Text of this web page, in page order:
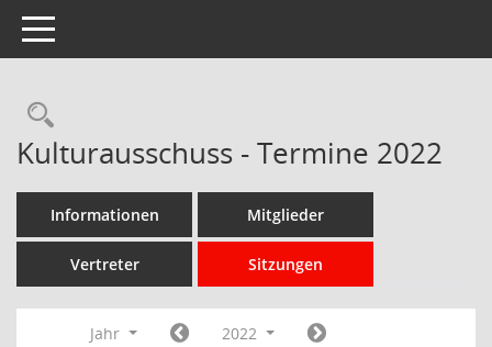
Toggle navigation
Rechercheauswahl
Kulturausschuss - Termine 2022
Informationen Mitglieder
Vertreter Sitzungen
Jahr
2022